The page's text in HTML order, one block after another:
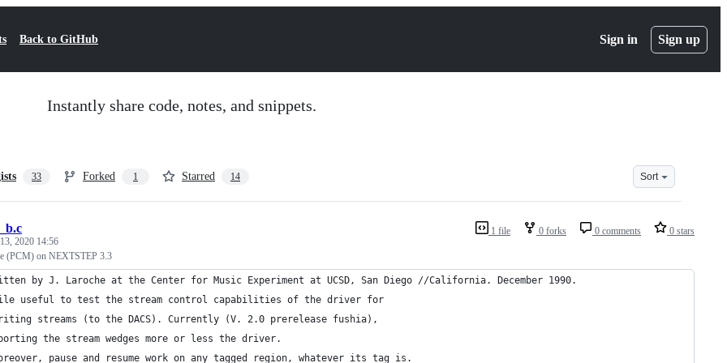
Back to GitHub Sign in Sign up
Instantly share code, notes, and snippets.
33 Forked 1 Starred 14 Sort
1 file 0 forks 0 comments 0 stars
2020 14:56
(PCM) on NEXTSTEP 3.3
by J. Laroche at the Center for Music Experiment at UCSD, San Diego //California. December 1990.
useful to test the stream control capabilities of the driver for
streams (to the DACS). Currently (V. 2.0 prerelease fushia),
the stream wedges more or less the driver.
pause and resume work on any tagged region, whatever its tag is.